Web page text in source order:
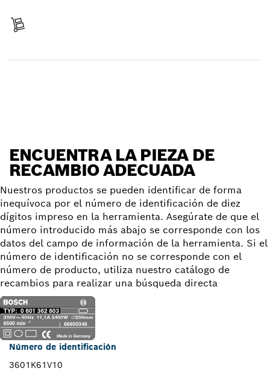
ENCUENTRA LA PIEZA DE
RECAMBIO ADECUADA
Nuestros productos se pueden identificar de forma
inequívoca por el número de identificación de diez
dígitos impreso en la herramienta. Asegúrate de que el
número introducido más abajo se corresponde con los
datos del campo de información de la herramienta. Si el
número de identificación no se corresponde con el
número de producto, utiliza nuestro catálogo de
recambios para realizar una búsqueda directa
Número de identificación
3601K61V10